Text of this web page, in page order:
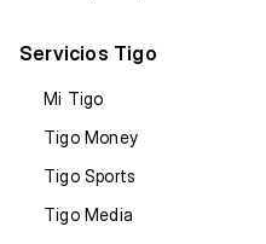
Servicios Tigo
Mi Tigo
Tigo Money
Tigo Sports
Tigo Media